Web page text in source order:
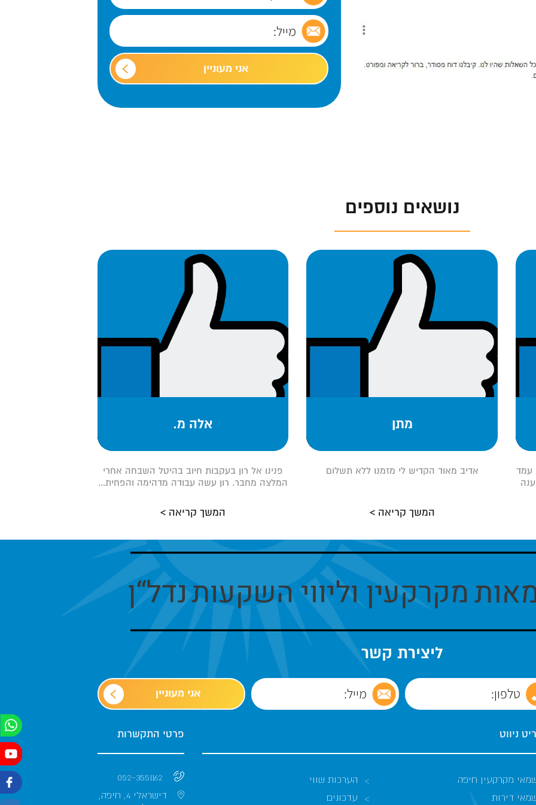
7. ליצירת קשר
9. מתן
אני מעוניין
נושאים נוספים
עמד
מתן
אדיב מאוד הקדיש לי מזמנו ללא תשלום
המשך קריאה >
אלה מ.
פנינו אל רון בעקבות חיוב בהיטל השבחה אחרי
המלצה מחבר. רון עשה עבודה מדהימה והפחית...
המשך קריאה >
ליצירת קשר
אני מעוניין
ניווט
מקרקעין חיפה
דירות
הערכות שווי
עדכונים
פרטי התקשרות
052-3551162
דישראלי 4, חיפה,